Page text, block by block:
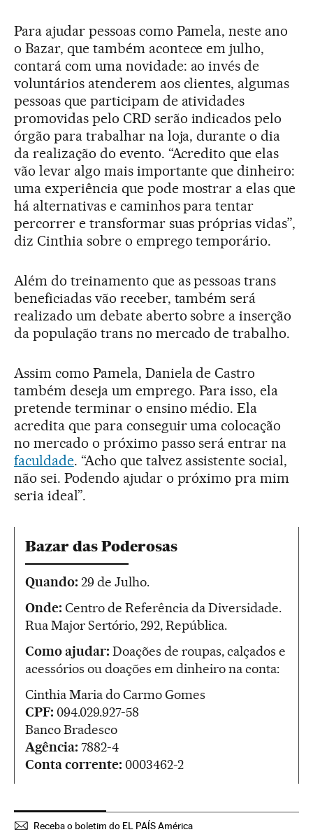
Para ajudar pessoas como Pamela, neste ano
o Bazar, que também acontece em julho,
contará com uma novidade: ao invés de
voluntários atenderem aos clientes, algumas
pessoas que participam de atividades
promovidas pelo CRD serão indicados pelo
órgão para trabalhar na loja, durante o dia
da realização do evento. “Acredito que elas
vão levar algo mais importante que dinheiro:
uma experiência que pode mostrar a elas que
há alternativas e caminhos para tentar
percorrer e transformar suas próprias vidas”,
diz Cinthia sobre o emprego temporário.
Além do treinamento que as pessoas trans
beneficiadas vão receber, também será
realizado um debate aberto sobre a inserção
da população trans no mercado de trabalho.
Assim como Pamela, Daniela de Castro
também deseja um emprego. Para isso, ela
pretende terminar o ensino médio. Ela
acredita que para conseguir uma colocação
no mercado o próximo passo será entrar na
faculdade. “Acho que talvez assistente social,
não sei. Podendo ajudar o próximo pra mim
seria ideal”.
Bazar das Poderosas
Quando: 29 de Julho.
Onde: Centro de Referência da Diversidade.
Rua Major Sertório, 292, República.
Como ajudar: Doações de roupas, calçados e
acessórios ou doações em dinheiro na conta:
Cinthia Maria do Carmo Gomes
CPF: 094.029.927-58
Banco Bradesco
Agência: 7882-4
Conta corrente: 0003462-2
Receba o boletim do EL PAÍS América